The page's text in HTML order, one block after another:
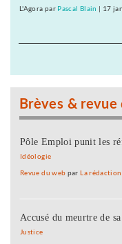
L'Agora par Pascal Blain | 17
Brèves & revue
Pôle Emploi punit les
Idéologie
Revue du web parLa rédaction
Accusé du meurtre de
Justice